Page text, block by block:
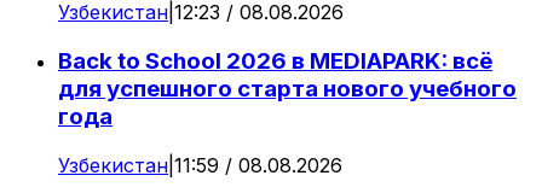
Узбекистан 12:23 / 08.08.2026
Back to School 2026 в MEDIAPARK: всё
для успешного старта нового учебного
года
Узбекистан 11:59 / 08.08.2026